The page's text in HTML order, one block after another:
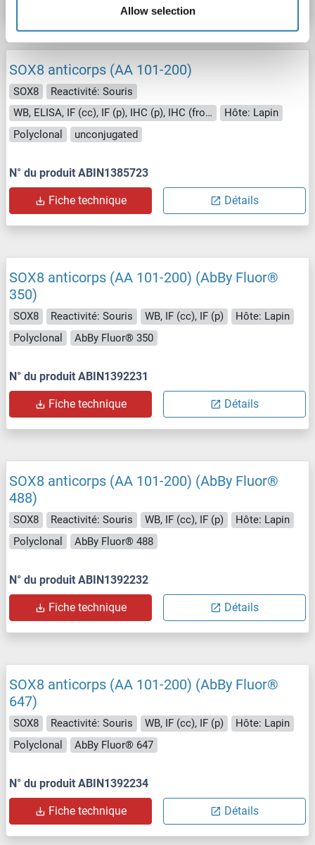
Allow selection
SOX8 anticorps (AA 101-200)
SOX8
Reactivité: Souris
WB, ELISA, IF (cc), IF (p), IHC (p), IHC (fro), ICC
Hôte: Lapin
Polyclonal
unconjugated
N° du produit ABIN1385723
Fiche technique Détails
SOX8 anticorps (AA 101-200) (AbBy Fluor®
350)
SOX8 Reactivité: Souris WB, IF (cc), IF (p)
Hôte: Lapin
Polyclonal
AbBy Fluor® 350
N° du produit ABIN1392231
Fiche technique Détails
SOX8 anticorps (AA 101-200) (AbBy Fluor®
488)
SOX8 Reactivité: Souris WB, IF (cc), IF (p)
Hôte: Lapin
Polyclonal
AbBy Fluor® 488
N° du produit ABIN1392232
Fiche technique Détails
SOX8 anticorps (AA 101-200) (AbBy Fluor®
647)
SOX8 Reactivité: Souris WB, IF (cc), IF (p)
Hôte: Lapin
Polyclonal
AbBy Fluor® 647
N° du produit ABIN1392234
Fiche technique Détails